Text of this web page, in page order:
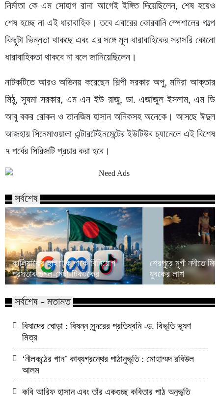
নির্মাতা কে এম সোহাগ রানা আগেই ইঙ্গিত দিয়েছিলেন, শেষ হয়েও
শেষ হচ্ছে না এই ধারাবাহিক। তবে এবারের কোরবানি স্পেশালের গল্পে
কিছুটা ভিন্নতা থাকছে এবং এর সঙ্গে মূল ধারাবাহিকের সরাসরি কোনো
ধারাবাহিকতা থাকবে না বলে জানিয়েছিলেন।
নাটকটিতে আরও অভিনয় করেছেন শিল্পী সরকার অপু, মনিরা আক্তার
মিঠু, সুষমা সরকার, এম এন ইউ রাজু, ডা. এজাজুল ইসলাম, এম ডি
আবু বকর রোকন ও তানজিম হাসান অনিকসহ অনেকে। আসছে ঈদুল
আজহায় সিনেমাওয়ালা এন্টারটেইনমেন্টের ইউটিউব চ্যানেলে এই বিশেষ
৭ পর্বের সিরিজটি প্রচার করা হবে।
সর্বশেষ
কালিয়াকৈর হাইটেক পার্কে বিনিয়োগ
প্রস্তাব গুগল-মেটা-টিকটকের
শেরপুরে মৃগী নদীতে
যুবকের লাশ
সর্বশেষ - মতামত
বিষাদের ঘোড়া : বিষন্ন সুন্দরের প্রতিধ্বনি -ড. বিভূতি ভূষণ
মিত্র
‘নীলকন্ঠের গান’ কাব্যগ্রন্থের পাঠানুভূতি : মোহাম্মদ রবিউল
আলম
কবি আরিফ হাসান এবং তাঁর একগুচ্ছ কবিতার পাঠ অনুভূতি